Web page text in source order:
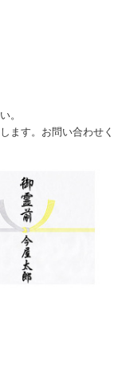
。
ます。お問い合わせく